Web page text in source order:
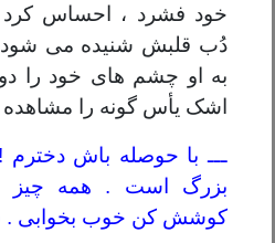
خود فشرد ، احساس کرد
دُب قلبش شنیده می شود
به او چشم های خود را
اشک یأس گونه را
ـــ با حوصله باش دخترم !
بزرگ است . همه
کوشش کن خوب بخوابی .